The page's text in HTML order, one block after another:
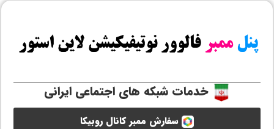
خدمات شبکه های اجتماعی ایرانی
سفارش ممبر کانال روبیکا